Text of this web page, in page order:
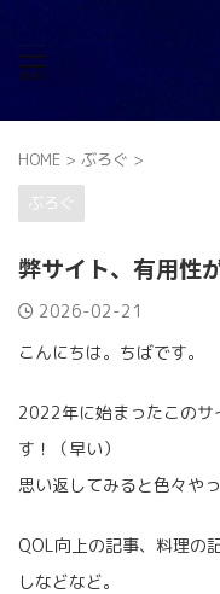
HOME > ぶろぐ >
ぶろぐ
弊サイト、有用性
2026-02-21
こんにちは。ちばです。
2022年に始まったこのサ
す！（早い）
思い返してみると色々やっ
QOL向上の記事、料理の
しなどなど。